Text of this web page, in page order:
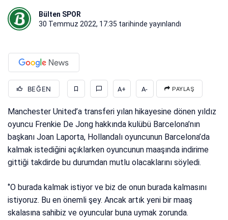
Bülten SPOR
30 Temmuz 2022, 17:35 tarihinde yayınlandı
BEĞEN A+ A- PAYLAŞ
Manchester United’a transferi yılan hikayesine dönen yıldız
oyuncu Frenkie De Jong hakkında kulübü Barcelona’nın
başkanı Joan Laporta, Hollandalı oyuncunun Barcelona’da
kalmak istediğini açıklarken oyuncunun maaşında indirime
gittiği takdirde bu durumdan mutlu olacaklarını söyledi.
‘’O burada kalmak istiyor ve biz de onun burada kalmasını
istiyoruz. Bu en önemli şey. Ancak artık yeni bir maaş
skalasına sahibiz ve oyuncular buna uymak zorunda.